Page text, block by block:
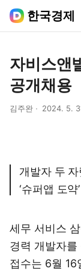
한국경제
자비스앤
공개채용
김주완 2024. 5.
개발자 두
‘슈퍼앱 도약
세무 서비스
경력 개발자
접수는 6월 16